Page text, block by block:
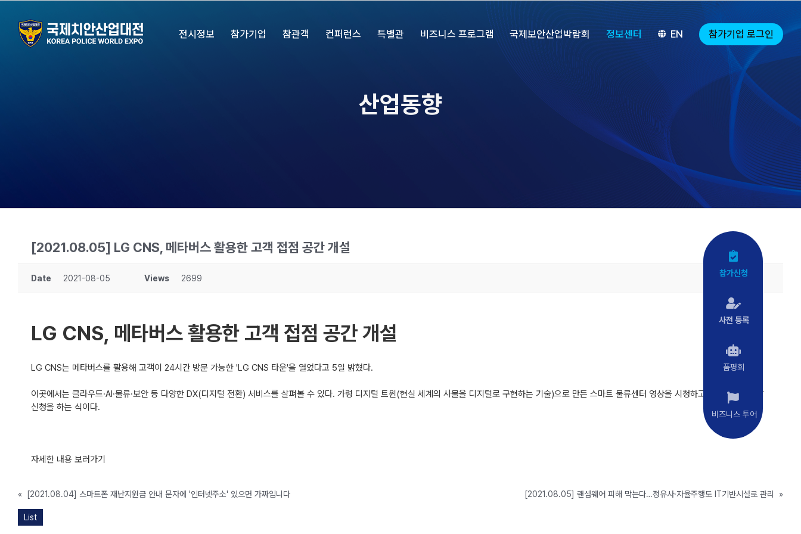
content
전시정보 참가기업 참관객 컨퍼런스 특별관 비즈니스 프로그램 국제보안산업박람회 정보센터 EN 참가기업 로그인
산업동향
[2021.08.05] LG CNS, 메타버스 활용한 고객 접점 공간 개설
Date 2021-08-05 Views 2699
LG CNS, 메타버스 활용한 고객 접점 공간 개설
LG CNS는 메타버스를 활용해 고객이 24시간 방문 가능한 'LG CNS 타운'을 열었다고 5일 밝혔다.
이곳에서는 클라우드·AI·물류·보안 등 다양한 DX(디지털 전환) 서비스를 살펴볼 수 있다. 가령 디지털 트윈(현실 세계의 사물을 디지털로 구현하는 기술)으로 만든 스마트 물류센터 영상을 시청하고 전문가에게 상담
신청을 하는 식이다.
자세한 내용 보러가기
« [2021.08.04] 스마트폰 재난지원금 안내 문자에 '인터넷주소' 있으면 가짜입니다 [2021.08.05] 랜섬웨어 피해 막는다…정유사·자율주행도 IT기반시설로 관리 »
List
참가신청
사전 등록
품평회
비즈니스 투어